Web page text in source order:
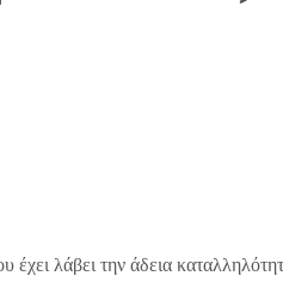
έχει λάβει την άδεια